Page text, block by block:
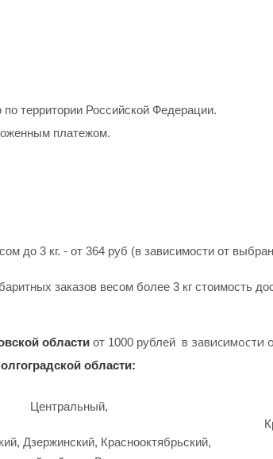
территории Российской Федерации.
платежом.
до 3 кг. - от 364 руб (в зависимости от
заказов весом более 3 кг стоимость
области от 1000 рублей в зависимости
области:
Центральный,
Дзержинский, Краснооктябрьский,